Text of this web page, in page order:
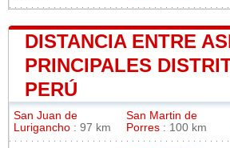
DISTANCIA ENTRE
PRINCIPALES
PERÚ
San Juan de
Lurigancho : 97 km
San Martin de
Porres : 100 km